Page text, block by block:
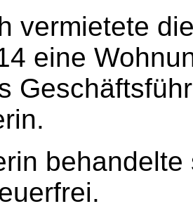
vermietete
eine